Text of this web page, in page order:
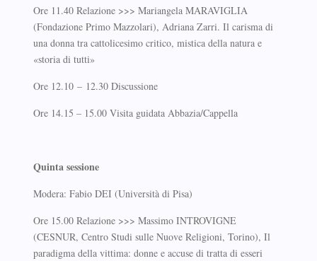
Ore 11.40 Relazione >>> Mariangela MARAVIGLIA
(Fondazione Primo Mazzolari), Adriana Zarri. Il carisma di
una donna tra cattolicesimo critico, mistica della natura e
«storia di tutti»
Ore 12.10 – 12.30 Discussione
Ore 14.15 – 15.00 Visita guidata Abbazia/Cappella
Quinta sessione
Modera: Fabio DEI (Università di Pisa)
Ore 15.00 Relazione >>> Massimo INTROVIGNE
(CESNUR, Centro Studi sulle Nuove Religioni, Torino), Il
paradigma della vittima: donne e accuse di tratta di esseri